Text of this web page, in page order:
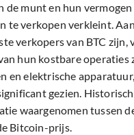
de munt en hun
te verkopen verkleint.
verkopers van BTC zijn,
hun kostbare operaties
en elektrische
gezien. Historisch
waargenomen tussen
Bitcoin-prijs.